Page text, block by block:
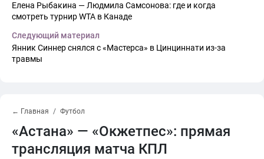
Елена Рыбакина — Людмила Самсонова: где и когда
смотреть турнир WTA в Канаде
Следующий материал
Янник Синнер снялся с «Мастерса» в Цинциннати из-за
травмы
← Главная Футбол
«Астана» — «Окжетпес»: прямая
трансляция матча КПЛ